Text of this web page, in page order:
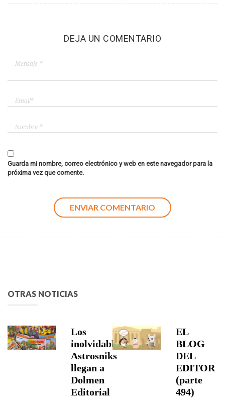
DEJA UN COMENTARIO
Guarda mi nombre, correo electrónico y web en este navegador para la
próxima vez que comente.
OTRAS NOTICIAS
Los
inolvidables
Astrosniks
llegan a
Dolmen
Editorial
EL
BLOG
DEL
EDITOR
(parte
494)